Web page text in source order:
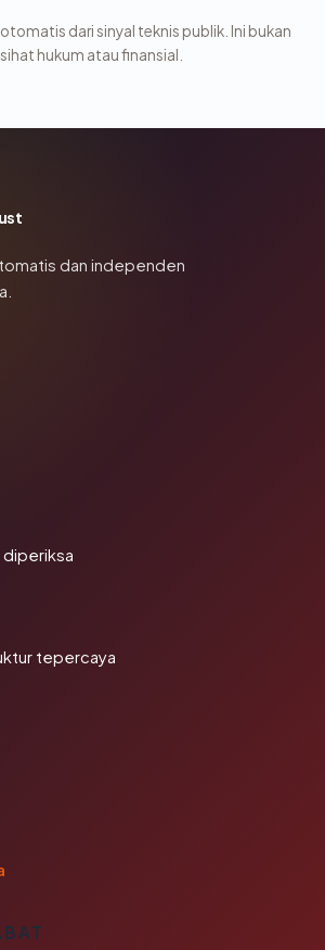
dari sinyal teknis publik. Ini bukan
hukum atau finansial.
dan independen
diperiksa
tepercaya